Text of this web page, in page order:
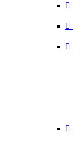



